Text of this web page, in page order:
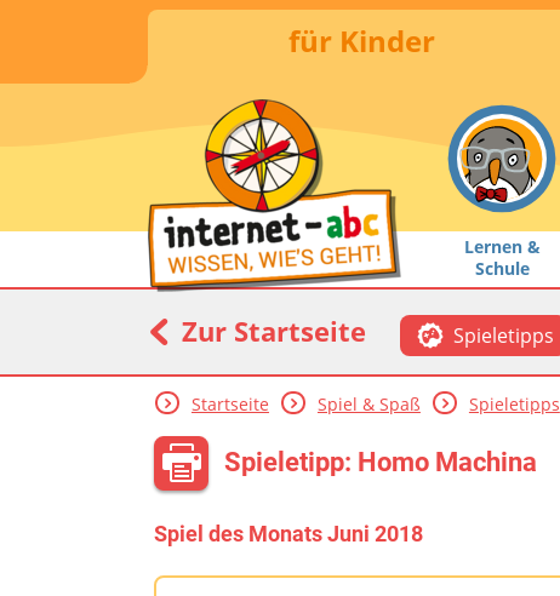
für Kinder
Lernen &
Schule
Zur Startseite Spieletipps
Startseite Spiel & Spaß Spieletipps
Spieletipp: Homo Machina
Spiel des Monats Juni 2018